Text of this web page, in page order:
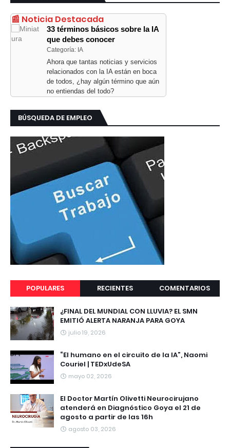
📰 Noticia Destacada
33 términos básicos sobre la IA
que debes conocer
Categoría: IA
Ahora que tantas noticias y servicios
relacionados con la IA están en boca
de todos, ¿hay algún término que aún
no entiendas del todo?
BÚSQUEDA DE EMPLEO
POPULARES RECIENTES COMENTARIOS
¿FINAL DEL MUNDIAL CON LLUVIA? EL SMN
EMITIÓ ALERTA NARANJA PARA GOYA
julio 19, 2026
“El humano en el circuito de la IA”, Naomi
Couriel | TEDxUdeSA
mayo 02, 2026
El Doctor Martín Olivetti Neurocirujano
atenderá en Diagnóstico Goya el 21 de
agosto a partir de las 16h
agosto 03, 2026